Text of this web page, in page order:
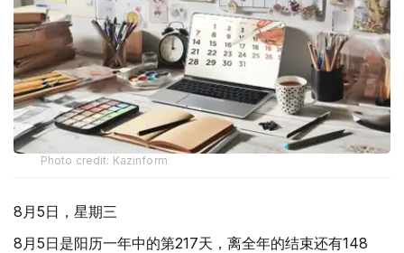
Photo credit: Kazinform
8月5日，星期三
8月5日是阳历一年中的第217天，离全年的结束还有148